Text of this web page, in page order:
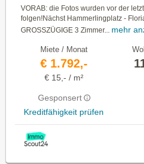
VORAB: die Fotos wurden vor der
folgen!Nächst Hammerlingplatz -
GROSSZÜGIGE 3 Zimmer...
mehr
Miete / Monat
€ 1.792,-
€ 15,- / m²
Gesponsert
Kreditfähigkeit prüfen